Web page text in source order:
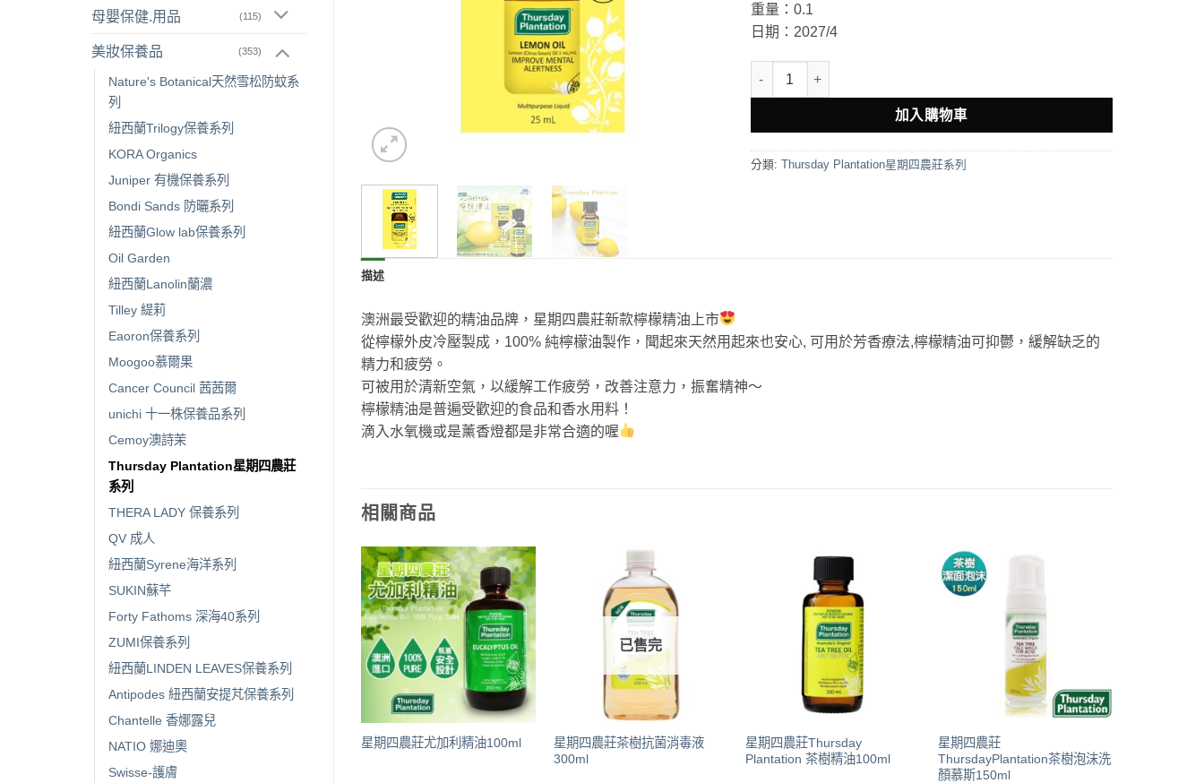
母嬰保健.用品 (115)
美妝保養品 (353)
Nature's Botanical天然雪松防蚊系
列
紐西蘭Trilogy保養系列
KORA Organics
Juniper 有機保養系列
Bondi Sands 防曬系列
紐西蘭Glow lab保養系列
Oil Garden
紐西蘭Lanolin蘭濃
Tilley 緹莉
Eaoron保養系列
Moogoo慕爾果
Cancer Council 茜茜爾
unichi 十一株保養品系列
Cemoy澳詩茉
Thursday Plantation星期四農莊
系列
THERA LADY 保養系列
QV 成人
紐西蘭Syrene海洋系列
SUKIN蘇芊
Forty Fathoms 深海40系列
ZUMI保養系列
紐西蘭LINDEN LEAVES保養系列
Antipodes 紐西蘭安提芃保養系列
Chantelle 香娜露兒
NATIO 娜迪奧
Swisse-護膚
重量：0.1
日期：2027/4
Thursday Plantation 星期四農莊100%純檸檬精油Lemon Oil 25ml 數量
加入購物車
分類: Thursday Plantation星期四農莊系列
描述
澳洲最受歡迎的精油品牌，星期四農莊新款檸檬精油上市
從檸檬外皮冷壓製成，100% 純檸檬油製作，聞起來天然用起來也安心, 可用於芳香療法,檸檬精油可抑鬱，緩解缺乏的
精力和疲勞。
可被用於清新空氣，以緩解工作疲勞，改善注意力，振奮精神～
檸檬精油是普遍受歡迎的食品和香水用料！
滴入水氧機或是薰香燈都是非常合適的喔
相關商品
星期四農莊尤加利精油100ml
已售完
星期四農莊茶樹抗菌消毒液
300ml
星期四農莊Thursday
Plantation 茶樹精油100ml
星期四農莊
ThursdayPlantation茶樹泡沫洗
顏慕斯150ml
星期四農莊
復膏30g